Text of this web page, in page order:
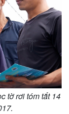
g
T
m
e
tờ rơi tóm tắt 14